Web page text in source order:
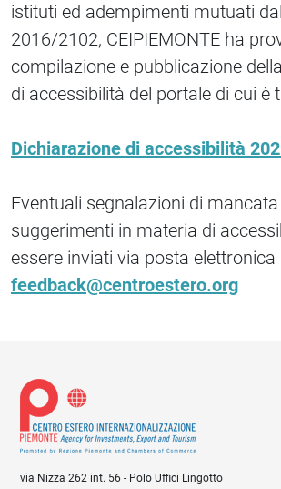
istituti ed adempimenti mutuati
2016/2102, CEIPIEMONTE ha
compilazione e pubblicazione
di accessibilità del portale di cui è
Dichiarazione di accessibilità
Eventuali segnalazioni di
suggerimenti in materia di
essere inviati via posta elettronica
feedback@centroestero.org
via Nizza 262 int. 56 - Polo Uffici Lingotto